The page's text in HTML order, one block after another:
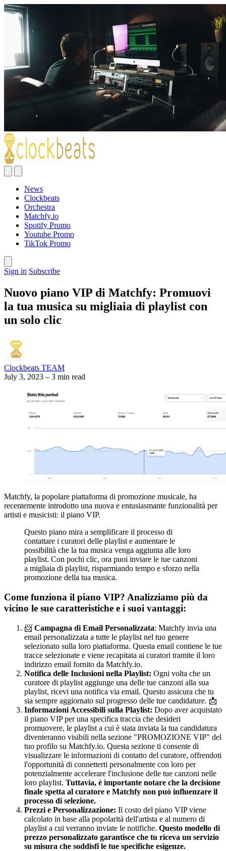
News
Clockbeats
Orchestra
Matchfy.io
Spotify Promo
Youtube Promo
TikTok Promo
Sign in Subscribe
Nuovo piano VIP di Matchfy: Promuovi
la tua musica su migliaia di playlist con
un solo clic
Clockbeats TEAM
July 3, 2023 – 3 min read
Matchfy, la popolare piattaforma di promozione musicale, ha
recentemente introdotto una nuova e entusiasmante funzionalità per
artisti e musicisti: il piano VIP.
Questo piano mira a semplificare il processo di
contattare i curatori delle playlist e aumentare le
possibilità che la tua musica venga aggiunta alle loro
playlist. Con pochi clic, ora puoi inviare le tue canzoni
a migliaia di playlist, risparmiando tempo e sforzo nella
promozione della tua musica.
Come funziona il piano VIP? Analizziamo più da
vicino le sue caratteristiche e i suoi vantaggi:
📨 Campagna di Email Personalizzata: Matchfy invia una
email personalizzata a tutte le playlist nel tuo genere
selezionato sulla loro piattaforma. Questa email contiene le tue
tracce selezionate e viene recapitata ai curatori tramite il loro
indirizzo email fornito da Matchfy.io.
Notifica delle Inclusioni nella Playlist: Ogni volta che un
curatore di playlist aggiunge una delle tue canzoni alla sua
playlist, ricevi una notifica via email. Questo assicura che tu
sia sempre aggiornato sul progresso delle tue candidature. 📩
Informazioni Accessibili sulla Playlist: Dopo aver acquistato
il piano VIP per una specifica traccia che desideri
promuovere, le playlist a cui è stata inviata la tua candidatura
diventeranno visibili nella sezione "PROMOZIONE VIP" del
tuo profilo su Matchfy.io. Questa sezione ti consente di
visualizzare le informazioni di contatto del curatore, offrendoti
l'opportunità di connetterti personalmente con loro per
potenzialmente accelerare l'inclusione delle tue canzoni nelle
loro playlist. Tuttavia, è importante notare che la decisione
finale spetta al curatore e Matchfy non può influenzare il
processo di selezione.
Prezzi e Personalizzazione: Il costo del piano VIP viene
calcolato in base alla popolarità dell'artista e al numero di
playlist a cui verranno inviate le notifiche. Questo modello di
prezzo personalizzato garantisce che tu riceva un servizio
su misura che soddisfi le tue specifiche esigenze.